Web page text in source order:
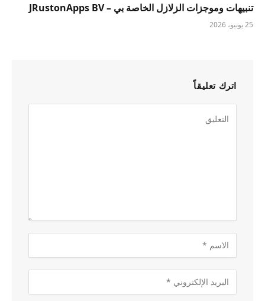
تنبيهات وموجزات الزلازل الخاصة بي – JRustonApps BV
25 يونيو، 2026
اترك تعليقاً